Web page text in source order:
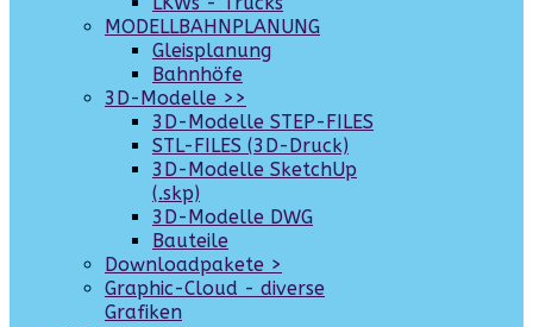
MODELLBAHNPLANUNG
Gleisplanung
Bahnhöfe
3D-Modelle >>
3D-Modelle STEP-FILES
STL-FILES (3D-Druck)
3D-Modelle SketchUp
(.skp)
3D-Modelle DWG
Bauteile
Downloadpakete >
Graphic-Cloud - diverse
Grafiken